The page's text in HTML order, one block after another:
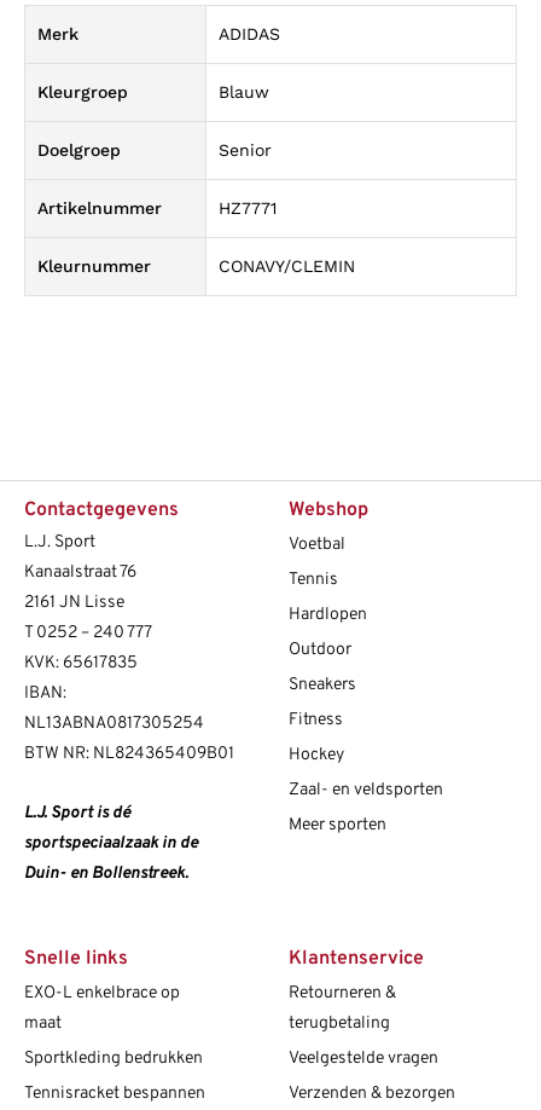
Merk ADIDAS
Kleurgroep Blauw
Doelgroep Senior
Artikelnummer HZ7771
Kleurnummer CONAVY/CLEMIN
Contactgegevens
L.J. Sport
Kanaalstraat 76
2161 JN Lisse
T 0252 – 240 777
KVK: 65617835
IBAN:
NL13ABNA0817305254
BTW NR: NL824365409B01
L.J. Sport is dé
sportspeciaalzaak in de
Duin- en Bollenstreek.
Webshop
Voetbal
Tennis
Hardlopen
Outdoor
Sneakers
Fitness
Hockey
Zaal- en veldsporten
Meer sporten
Snelle links
EXO-L enkelbrace op
maat
Sportkleding bedrukken
Tennisracket bespannen
Klantenservice
Retourneren &
terugbetaling
Veelgestelde vragen
Verzenden & bezorgen